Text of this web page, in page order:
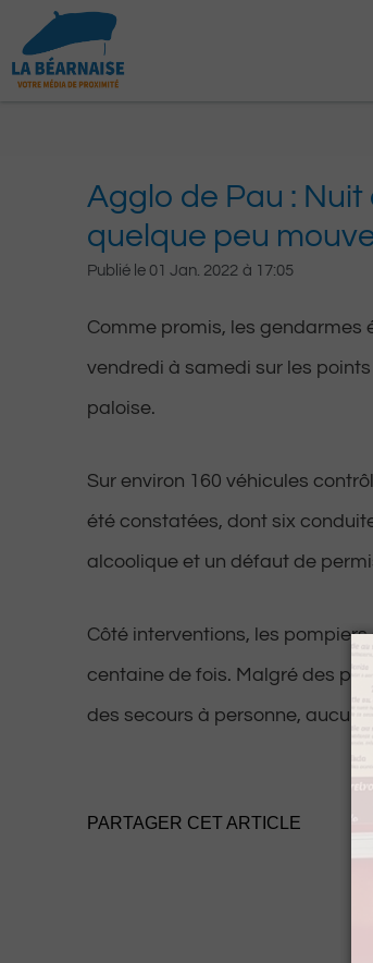
contenu
Agglo de Pau :
quelque peu
Publié le 01 Jan. 2022 à 17:05
Comme promis, les
vendredi à samedi sur les
paloise.
Sur environ 160 véhicules
été constatées, dont six
alcoolique et un défaut de
Côté interventions, les pompiers
centaine de fois. Malgré des
des secours à personne, aucun
PARTAGER CET ARTICLE